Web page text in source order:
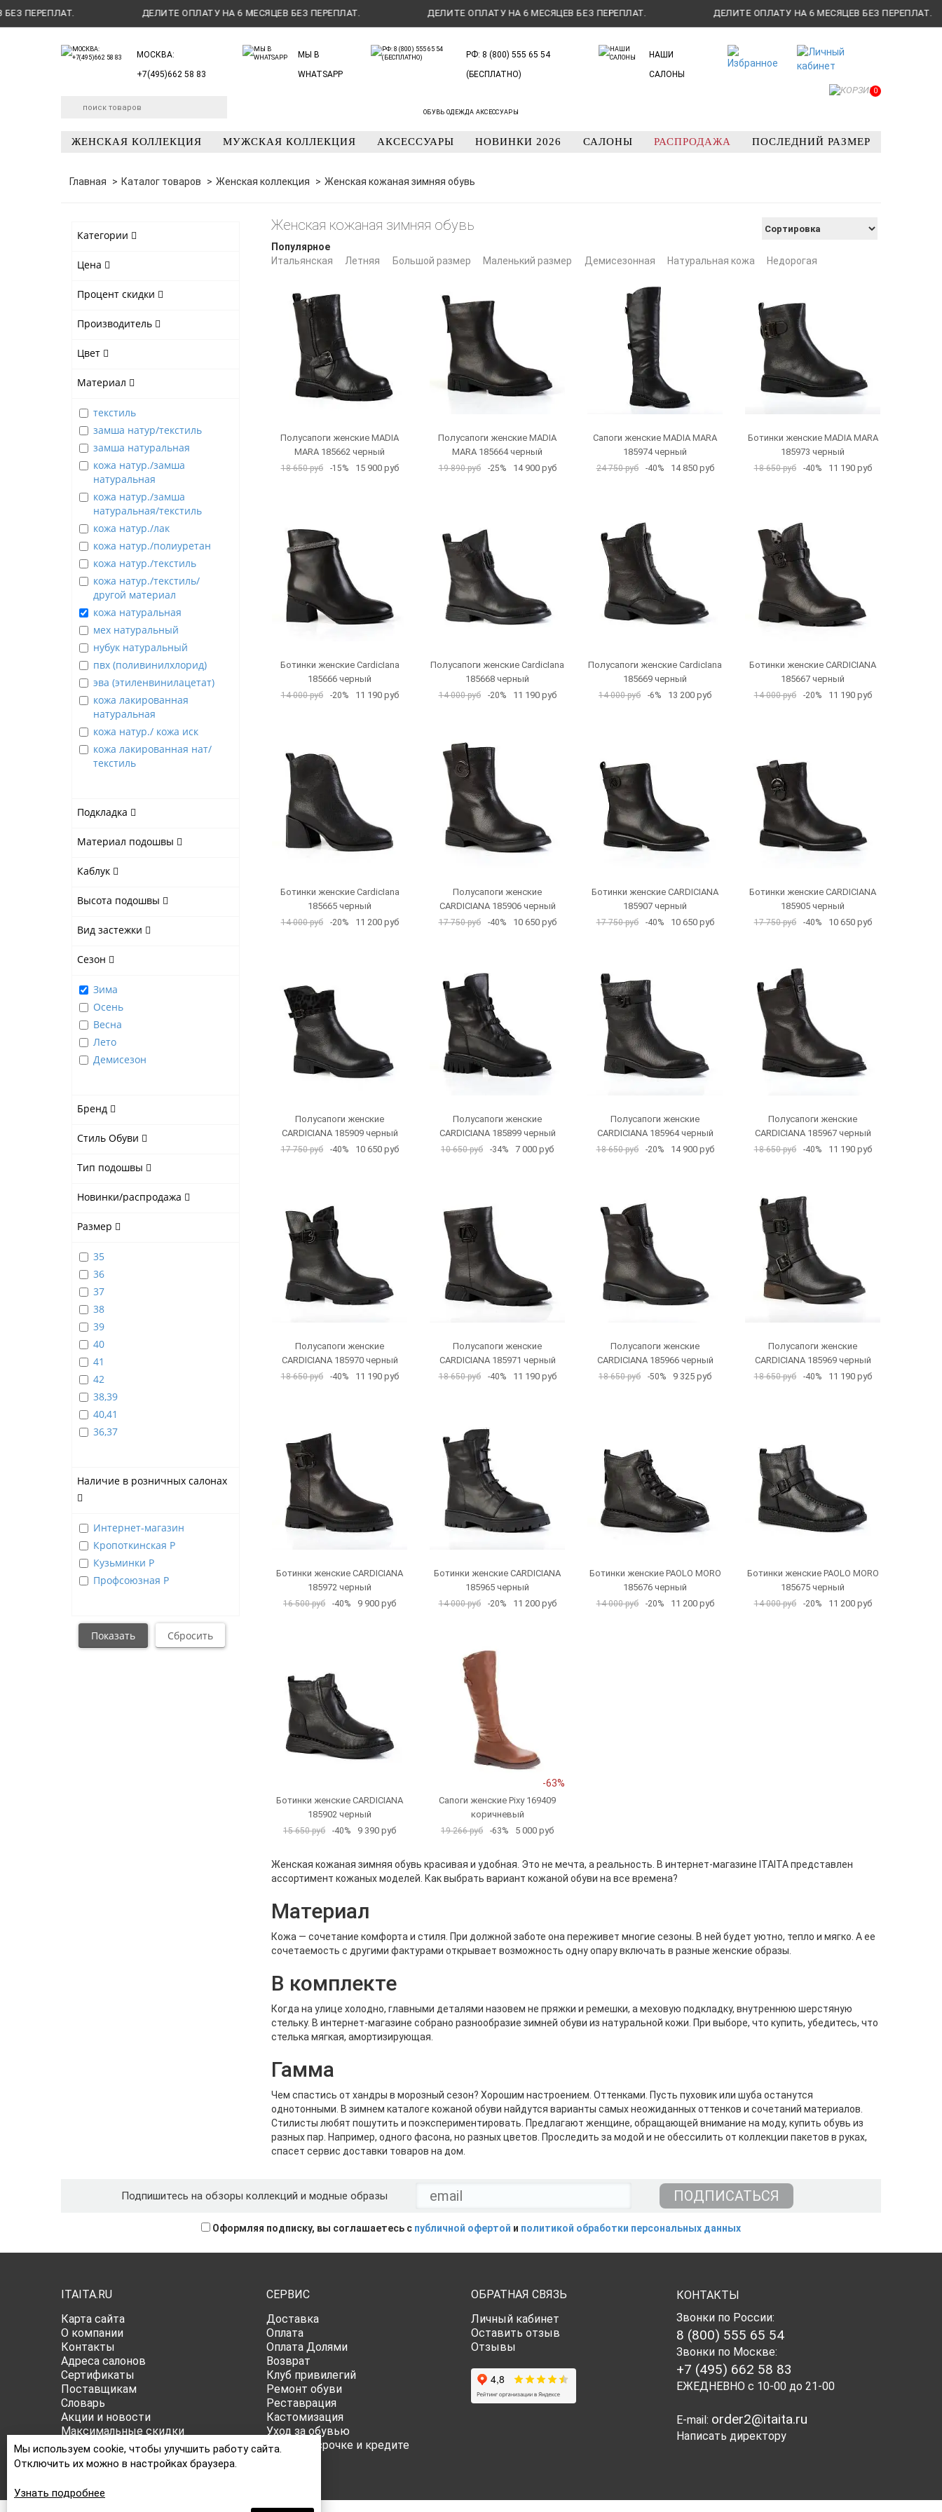
ДЕЛИТЕ ОПЛАТУ НА 6 МЕСЯЦЕВ БЕЗ ПЕРЕПЛАТ. ДЕЛИТЕ ОПЛАТУ НА 6 МЕСЯЦЕВ БЕЗ ПЕРЕПЛАТ. ДЕЛИТЕ ОПЛАТУ НА 6 МЕСЯЦЕВ БЕЗ ПЕРЕПЛАТ.
МОСКВА:
+7(495)662 58 83
МЫ В
WHATSAPP
РФ: 8 (800) 555 65 54
(БЕСПЛАТНО)
НАШИ
САЛОНЫ
ОБУВЬ ОДЕЖДА АКСЕССУАРЫ
0
ЖЕНСКАЯ КОЛЛЕКЦИЯ МУЖСКАЯ КОЛЛЕКЦИЯ АКСЕССУАРЫ НОВИНКИ 2026 САЛОНЫ РАСПРОДАЖА ПОСЛЕДНИЙ РАЗМЕР
Главная Каталог товаров Женская коллекция Женская кожаная зимняя обувь
Категории
Цена
Процент скидки
Производитель
Цвет
Материал
текстиль
замша натур/текстиль
замша натуральная
кожа натур./замша
натуральная
кожа натур./замша
натуральная/текстиль
кожа натур./лак
кожа натур./полиуретан
кожа натур./текстиль
кожа натур./текстиль/
другой материал
кожа натуральная
мех натуральный
нубук натуральный
пвх (поливинилхлорид)
эва (этиленвинилацетат)
кожа лакированная
натуральная
кожа натур./ кожа иск
кожа лакированная нат/
текстиль
Подкладка
Материал подошвы
Каблук
Высота подошвы
Вид застежки
Сезон
Зима
Осень
Весна
Лето
Демисезон
Бренд
Стиль Обуви
Тип подошвы
Новинки/распродажа
Размер
35
36
37
38
39
40
41
42
38,39
40,41
36,37
Наличие в розничных салонах
Интернет-магазин
Кропоткинская Р
Кузьминки Р
Профсоюзная Р
Популярное
Итальянская
Летняя Большой размер Маленький размер Демисезонная Натуральная кожа Недорогая
Женская кожаная зимняя обувь
Полусапоги женские MADIA
MARA 185662 черный
18 650 руб -15% 15 900 руб
Полусапоги женские MADIA
MARA 185664 черный
19 890 руб -25% 14 900 руб
Сапоги женские MADIA MARA
185974 черный
24 750 руб -40% 14 850 руб
Ботинки женские MADIA MARA
185973 черный
18 650 руб -40% 11 190 руб
Ботинки женские CardicIana
185666 черный
14 000 руб -20% 11 190 руб
Полусапоги женские CardicIana
185668 черный
14 000 руб -20% 11 190 руб
Полусапоги женские CardicIana
185669 черный
14 000 руб -6% 13 200 руб
Ботинки женские CARDICIANA
185667 черный
14 000 руб -20% 11 190 руб
Ботинки женские CardicIana
185665 черный
14 000 руб -20% 11 200 руб
Полусапоги женские
CARDICIANA 185906 черный
17 750 руб -40% 10 650 руб
Ботинки женские CARDICIANA
185907 черный
17 750 руб -40% 10 650 руб
Ботинки женские CARDICIANA
185905 черный
17 750 руб -40% 10 650 руб
Полусапоги женские
CARDICIANA 185909 черный
17 750 руб -40% 10 650 руб
Полусапоги женские
CARDICIANA 185899 черный
10 650 руб -34% 7 000 руб
Полусапоги женские
CARDICIANA 185964 черный
18 650 руб -20% 14 900 руб
Полусапоги женские
CARDICIANA 185967 черный
18 650 руб -40% 11 190 руб
Полусапоги женские
CARDICIANA 185970 черный
18 650 руб -40% 11 190 руб
Полусапоги женские
CARDICIANA 185971 черный
18 650 руб -40% 11 190 руб
Полусапоги женские
CARDICIANA 185966 черный
18 650 руб -50% 9 325 руб
Полусапоги женские
CARDICIANA 185969 черный
18 650 руб -40% 11 190 руб
Ботинки женские CARDICIANA
185972 черный
16 500 руб -40% 9 900 руб
Ботинки женские CARDICIANA
185965 черный
14 000 руб -20% 11 200 руб
Ботинки женские PAOLO MORO
185676 черный
14 000 руб -20% 11 200 руб
Ботинки женские PAOLO MORO
185675 черный
14 000 руб -20% 11 200 руб
Ботинки женские CARDICIANA
185902 черный
15 650 руб -40% 9 390 руб
-63%
Сапоги женские Pixy 169409
коричневый
19 266 руб -63% 5 000 руб
Женская кожаная зимняя обувь красивая и удобная. Это не мечта, а реальность. В интернет-магазине ITAITA представлен
ассортимент кожаных моделей. Как выбрать вариант кожаной обуви на все времена?
Материал
Кожа — сочетание комфорта и стиля. При должной заботе она переживет многие сезоны. В ней будет уютно, тепло и мягко. А ее
сочетаемость с другими фактурами открывает возможность одну опару включать в разные женские образы.
В комплекте
Когда на улице холодно, главными деталями назовем не пряжки и ремешки, а меховую подкладку, внутреннюю шерстяную
стельку. В интернет-магазине собрано разнообразие зимней обуви из натуральной кожи. При выборе, что купить, убедитесь, что
стелька мягкая, амортизирующая.
Гамма
Чем спастись от хандры в морозный сезон? Хорошим настроением. Оттенками. Пусть пуховик или шуба останутся
однотонными. В зимнем каталоге кожаной обуви найдутся варианты самых неожиданных оттенков и сочетаний материалов.
Стилисты любят пошутить и поэкспериментировать. Предлагают женщине, обращающей внимание на моду, купить обувь из
разных пар. Например, одного фасона, но разных цветов. Проследить за модой и не обессилить от коллекции пакетов в руках,
спасет сервис доставки товаров на дом.
Подпишитесь на обзоры коллекций и модные образы
Оформляя подписку, вы соглашаетесь с публичной офертой и политикой обработки персональных данных
ITAITA.RU
Карта сайта
О компании
Контакты
Адреса салонов
Сертификаты
Поставщикам
Словарь
Акции и новости
Максимальные скидки
Публичная оферта
Политика конфиденциальности
СЕРВИС
Доставка
Оплата
Оплата Долями
Возврат
Клуб привилегий
Ремонт обуви
Реставрация
Кастомизация
Уход за обувью
Все о рассрочке и кредите
ОБРАТНАЯ СВЯЗЬ
Личный кабинет
Оставить отзыв
Отзывы
КОНТАКТЫ
Звонки по России:
8 (800) 555 65 54
Звонки по Москве:
+7 (495) 662 58 83
ЕЖЕДНЕВНО с 10-00 до 21-00
E-mail: order2@itaita.ru
Написать директору
Мы используем cookie, чтобы улучшить работу сайта.
Отключить их можно в настройках браузера.
Узнать подробнее